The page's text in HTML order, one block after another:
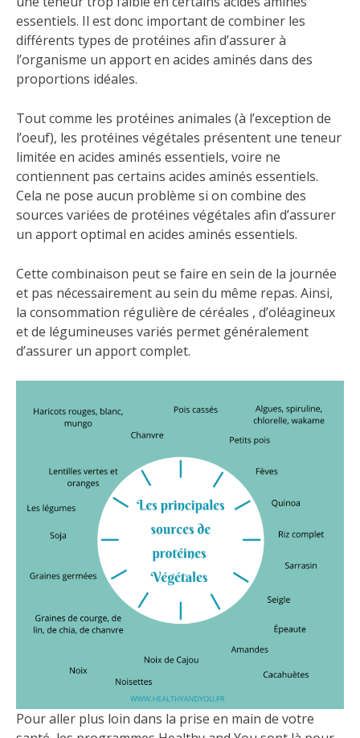
essentiels. Il est donc important de combiner les
différents types de protéines afin d’assurer à
l’organisme un apport en acides aminés dans des
proportions idéales.
Tout comme les protéines animales (à l’exception de
l’oeuf), les protéines végétales présentent une teneur
limitée en acides aminés essentiels, voire ne
contiennent pas certains acides aminés essentiels.
Cela ne pose aucun problème si on combine des
sources variées de protéines végétales afin d’assurer
un apport optimal en acides aminés essentiels.
Cette combinaison peut se faire en sein de la journée
et pas nécessairement au sein du même repas. Ainsi,
la consommation régulière de céréales , d’oléagineux
et de légumineuses variés permet généralement
d’assurer un apport complet.
Pour aller plus loin dans la prise en main de votre